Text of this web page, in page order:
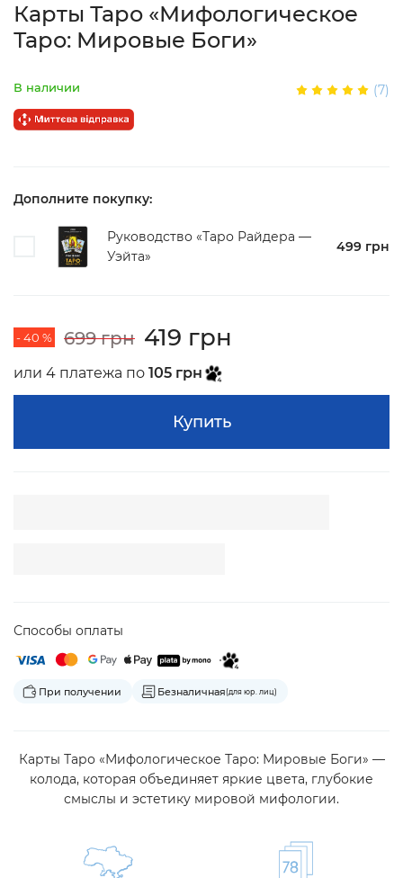
Карты Таро «Мифологическое
Таро: Мировые Боги»
В наличии (7)
Дополните покупку:
Руководство «Таро Райдера —
Уэйта»
499 грн
- 40 % 699 грн 419 грн
или 4 платежа по 105 грн
Купить
Способы оплаты
При получении Безналичная(для юр. лиц)
Карты Таро «Мифологическое Таро: Мировые Боги» —
колода, которая объединяет яркие цвета, глубокие
смыслы и эстетику мировой мифологии.